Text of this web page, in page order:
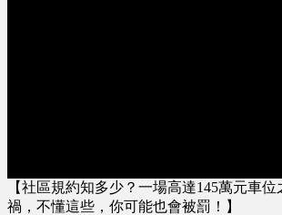
【社區規約知多少？一場高達145萬元車位
禍，不懂這些，你可能也會被罰！】